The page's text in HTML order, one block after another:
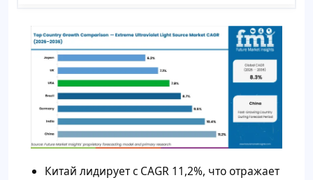
Китай лидирует с CAGR 11,2%, что отражает